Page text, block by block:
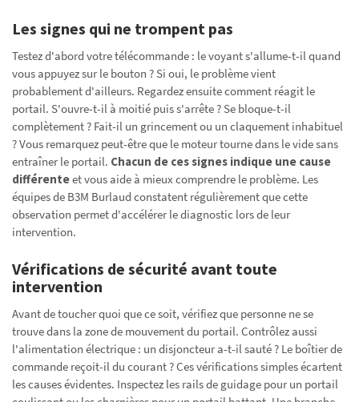
Les signes qui ne trompent pas
Testez d'abord votre télécommande : le voyant s'allume-t-il quand
vous appuyez sur le bouton ? Si oui, le problème vient
probablement d'ailleurs. Regardez ensuite comment réagit le
portail. S'ouvre-t-il à moitié puis s'arrête ? Se bloque-t-il
complètement ? Fait-il un grincement ou un claquement inhabituel
? Vous remarquez peut-être que le moteur tourne dans le vide sans
entraîner le portail. Chacun de ces signes indique une cause
différenteet vous aide à mieux comprendre le problème. Les
équipes de B3M Burlaud constatent régulièrement que cette
observation permet d'accélérer le diagnostic lors de leur
intervention.
Vérifications de sécurité avant toute
intervention
Avant de toucher quoi que ce soit, vérifiez que personne ne se
trouve dans la zone de mouvement du portail. Contrôlez aussi
l'alimentation électrique : un disjoncteur a-t-il sauté ? Le boîtier de
commande reçoit-il du courant ? Ces vérifications simples écartent
les causes évidentes. Inspectez les rails de guidage pour un portail